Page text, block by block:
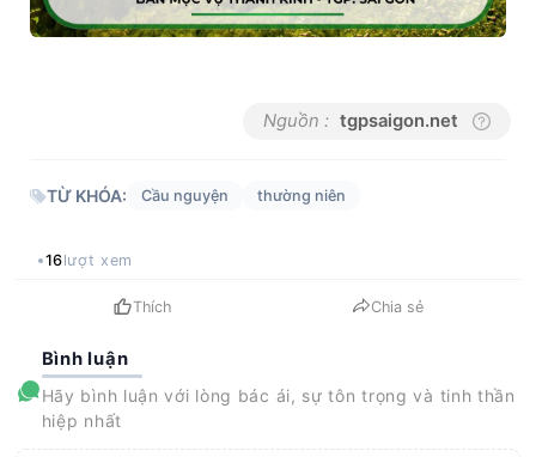
Nguồn : tgpsaigon.net
TỪ KHÓA: Cầu nguyện thường niên
16lượt xem
Thích Chia sẻ
Bình luận
Hãy bình luận với lòng bác ái, sự tôn trọng và tinh thần
hiệp nhất